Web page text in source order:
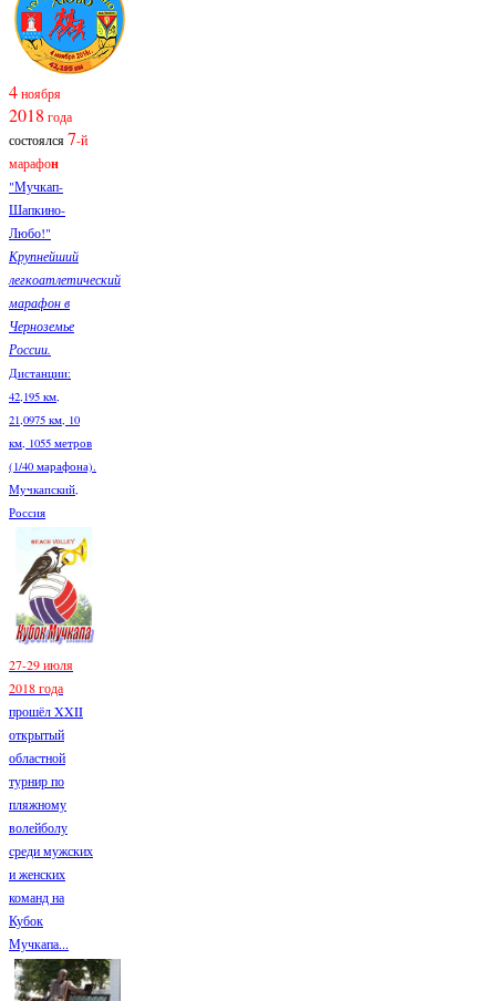
4ноября
2018 года
состоялся7-й
марафон
"Мучкап-
Шапкино-
Любо!"
Крупнейший
легкоатлетический
марафон в
Черноземье
России.
Дистанции:
42,195 км,
21,0975 км, 10
км, 1055 метров
(1/40 марафона).
Мучкапский,
Россия
27-29 июля
2018 года
прошёл XXII
открытый
областной
турнир по
пляжному
волейболу
среди мужских
и женских
команд на
Кубок
Мучкапа...